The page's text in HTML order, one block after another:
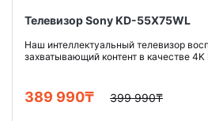
Телевизор Sony KD-55X75WL
Наш интеллектуальный телевизор
захватывающий контент в качестве
389 990₸ 399 990₸